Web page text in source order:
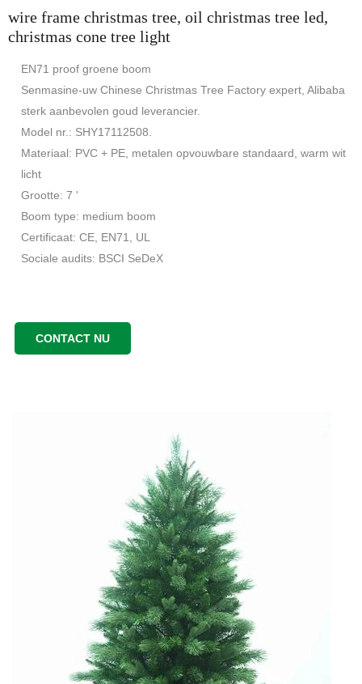
wire frame christmas tree, oil christmas tree led,
christmas cone tree light
EN71 proof groene boom
Senmasine-uw Chinese Christmas Tree Factory expert, Alibaba
sterk aanbevolen goud leverancier.
Model nr.: SHY17112508.
Materiaal: PVC + PE, metalen opvouwbare standaard, warm wit
licht
Grootte: 7 '
Boom type: medium boom
Certificaat: CE, EN71, UL
Sociale audits: BSCI SeDeX
CONTACT NU